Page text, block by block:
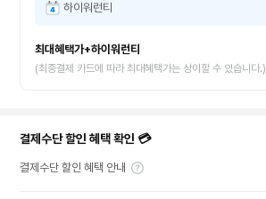
하이워런티
최대혜택가+하이워런티
(최종결제 카드에 따라 최대혜택가는 상이할 수 있습니다.)
결제수단 할인 혜택 확인 💳
결제수단 할인 혜택 안내